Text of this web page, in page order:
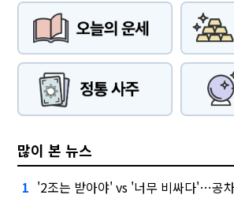
많이 본 뉴스
1 '2조는 받아야' vs '너무 비싸다'…공